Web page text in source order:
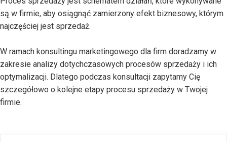
są w firmie, aby osiągnąć zamierzony efekt biznesowy, którym
najczęściej jest sprzedaż.
W ramach konsultingu marketingowego dla firm doradzamy w
zakresie analizy dotychczasowych procesów sprzedaży i ich
optymalizacji. Dlatego podczas konsultacji zapytamy Cię
szczegółowo o kolejne etapy procesu sprzedaży w Twojej
firmie.